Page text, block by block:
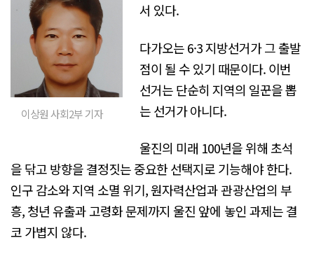
이상원 사회2부 기자
서 있다.
다가오는 6·3 지방선거가 그 출발
점이 될 수 있기 때문이다. 이번
선거는 단순히 지역의 일꾼을 뽑
는 선거가 아니다.
울진의 미래 100년을 위해 초석
을 닦고 방향을 결정짓는 중요한 선택지로 기능해야 한다.
인구 감소와 지역 소멸 위기, 원자력산업과 관광산업의 부
흥, 청년 유출과 고령화 문제까지 울진 앞에 놓인 과제는 결
코 가볍지 않다.